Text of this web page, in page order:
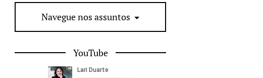
Navegue nos assuntos
YouTube